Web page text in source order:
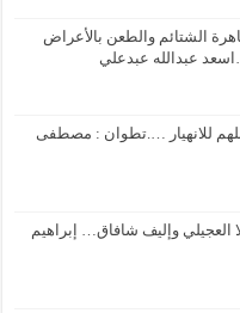
الشتائم والطعن بالأعراض
عبدالله عبدعلي
للانهيار ….تطوان : مصطفى
العجيلي وإليف شافاق… إبراهيم